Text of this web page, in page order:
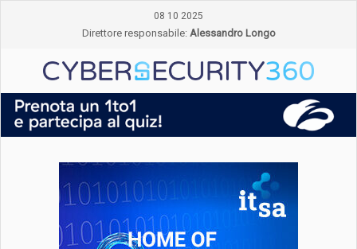
08 10 2025
Direttore responsabile: Alessandro Longo